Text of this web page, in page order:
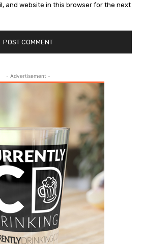
and website in this browser for the next
- Advertisement -